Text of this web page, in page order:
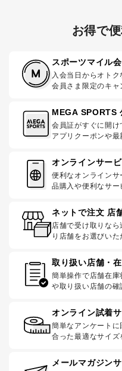
お得で
スポーツマイル
入会当日からオトク
会員さま限定のキャ
MEGA SPORTS
会員証がすぐに開け
アプリクーポンや最
オンラインサー
便利なオンライン
品購入や便利なサー
ネットで注文 店
店舗で受け取りな
り店舗をお選びいた
取り扱い店舗・
簡単操作で店舗在
や取り扱い店舗の確
オンライン試着
簡単なアンケート
合った最適なサイズ
メールマガジン